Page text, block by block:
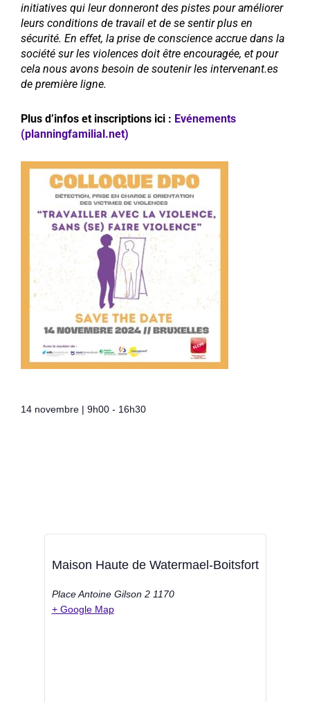
initiatives qui leur donneront des pistes pour améliorer
leurs conditions de travail et de se sentir plus en
sécurité. En effet, la prise de conscience accrue dans la
société sur les violences doit être encouragée, et pour
cela nous avons besoin de soutenir les intervenant.es
de première ligne.
Plus d’infos et inscriptions ici : Evénements
(planningfamilial.net)
14 novembre | 9h00 - 16h30
Maison Haute de Watermael-Boitsfort
Place Antoine Gilson 2 1170
+ Google Map